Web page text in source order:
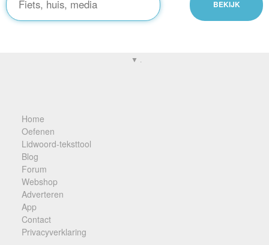
▼ .
Home
Oefenen
Lidwoord-teksttool
Blog
Forum
Webshop
Adverteren
App
Contact
Privacyverklaring